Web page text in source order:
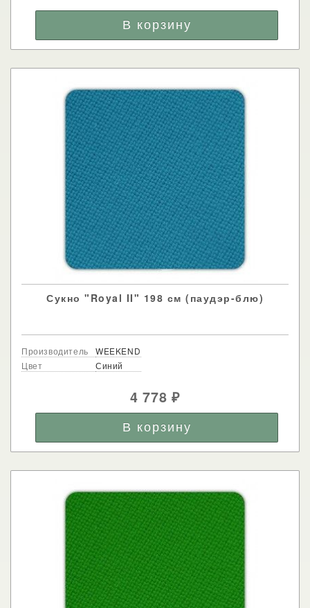
Сукно "Royal II" 198 см (паудэр-блю)
Производитель
WEEKEND
Цвет
Синий
4 778₽